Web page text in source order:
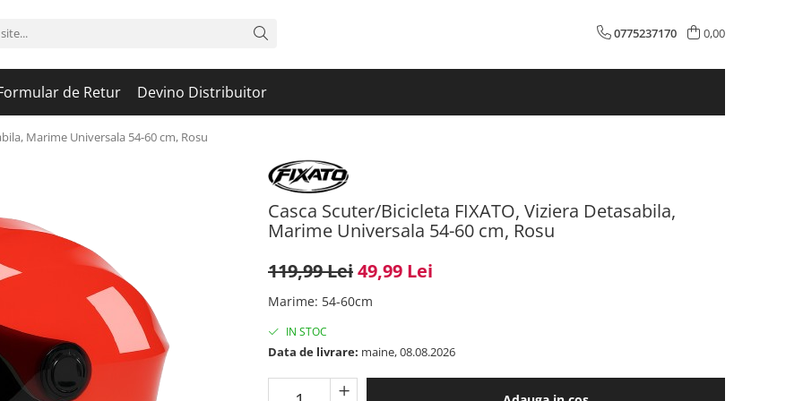
0775237170 0,00
de Retur Devino Distribuitor
Marime Universala 54-60 cm, Rosu
Casca Scuter/Bicicleta FIXATO, Viziera Detasabila,
Marime Universala 54-60 cm, Rosu
119,99 Lei49,99 Lei
Marime: 54-60cm
IN STOC
Data de livrare: maine, 08.08.2026